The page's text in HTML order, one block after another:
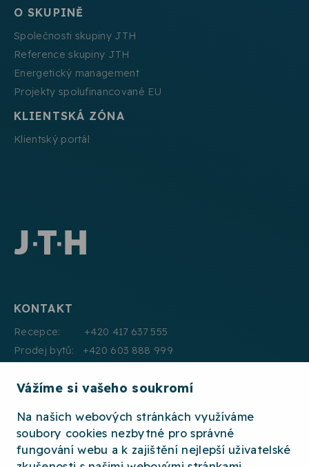
Vážíme si vašeho soukromí
Na našich webových stránkách využíváme
soubory cookies nezbytné pro správné
fungování webu a k zajištění nejlepší uživatelské
O SKUPINĚ
Společnosti skupiny JTH
Reference skupiny JTH
Energetický management
Projekty spolufinancované EU
KLIENTSKÁ ZÓNA
Klientský portál
KONTAKT
Recepce: +420 417 637 555
Prodej bytů: +420 603 888 999
E:mail: info@jth.cz